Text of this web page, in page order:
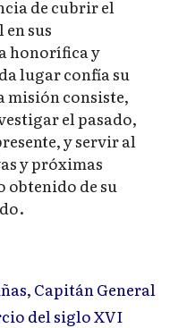
de cubrir el
sus
honorífica y
lugar confía su
misión consiste,
el pasado,
y servir al
y próximas
obtenido de su
Capitán General
del siglo XVI